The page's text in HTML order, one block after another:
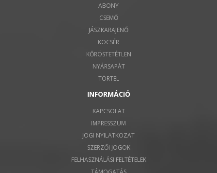
ABONY
CSEMŐ
JÁSZKARAJENŐ
KOCSÉR
KŐRÖSTETÉTLEN
NYÁRSAPÁT
TÖRTEL
INFORMÁCIÓ
KAPCSOLAT
IMPRESSZUM
JOGI NYILATKOZAT
SZERZŐI JOGOK
FELHASZNÁLÁSI FELTÉTELEK